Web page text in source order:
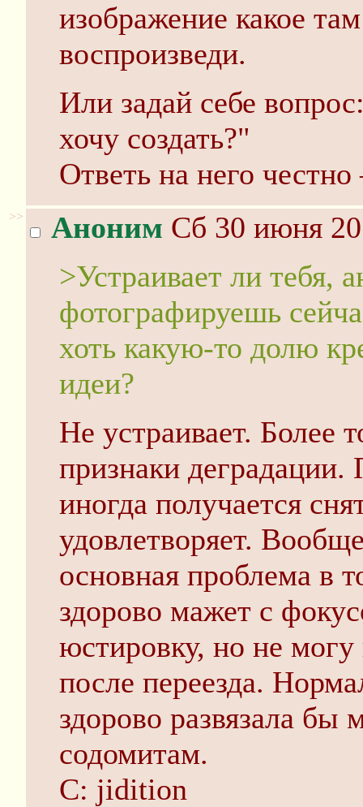
изображение какое
воспроизведи.
Или задай себе
хочу создать?"
Ответь на него
>> Аноним Сб 30 июня
>Устраивает ли тебя,
фотографируешь
хоть какую-то долю
идеи?
Не устраивает. Более
признаки деградации.
иногда получается
удовлетворяет.
основная проблема в
здорово мажет с
юстировку, но не
после переезда.
здорово развязала
содомитам.
C: jidition